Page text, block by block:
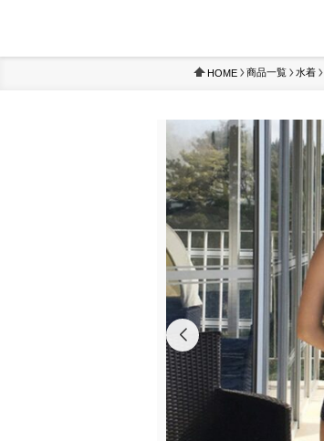
HOME 商品一覧 水着